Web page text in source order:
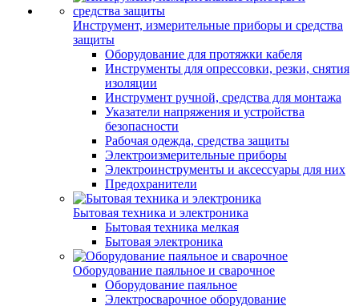
Инструмент, измерительные приборы и средства
защиты
Оборудование для протяжки кабеля
Инструменты для опрессовки, резки, снятия
изоляции
Инструмент ручной, средства для монтажа
Указатели напряжения и устройства
безопасности
Рабочая одежда, средства защиты
Электроизмерительные приборы
Электроинструменты и аксессуары для них
Предохранители
Бытовая техника и электроника
Бытовая техника мелкая
Бытовая электроника
Оборудование паяльное и сварочное
Оборудование паяльное
Электросварочное оборудование